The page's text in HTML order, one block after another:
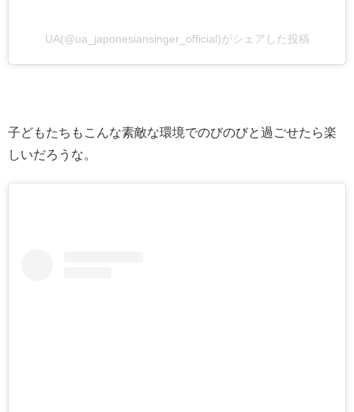
UA(@ua_japonesiansinger_official)がシェアした投稿
子どもたちもこんな素敵な環境でのびのびと過ごせたら楽
しいだろうな。